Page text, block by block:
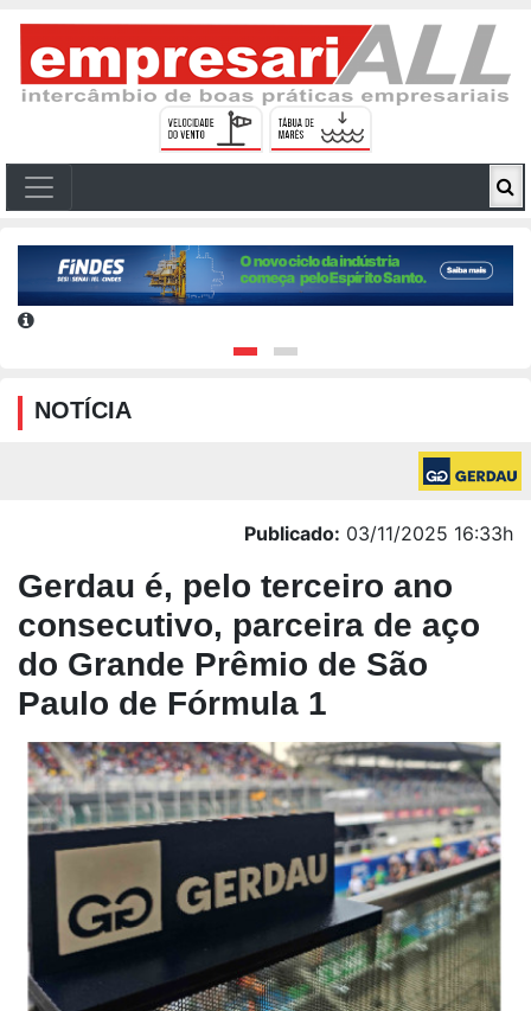
NOTÍCIA
Publicado: 03/11/2025 16:33h
Gerdau é, pelo terceiro ano
consecutivo, parceira de aço
do Grande Prêmio de São
Paulo de Fórmula 1